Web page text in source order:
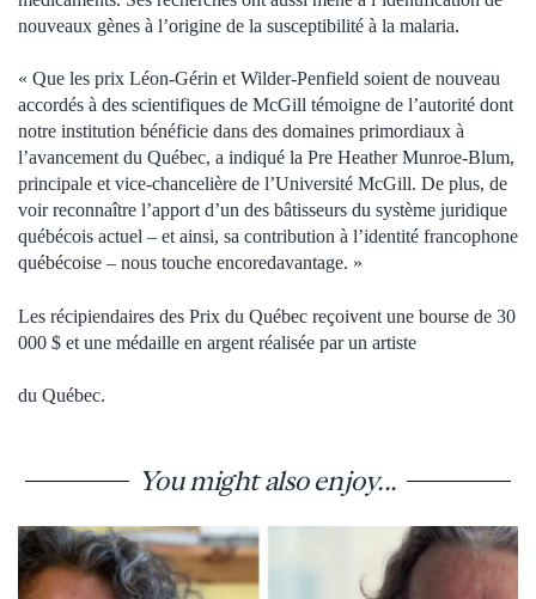
nouveaux gènes à l’origine de la susceptibilité à la malaria.
« Que les prix Léon-Gérin et Wilder-Penfield soient de nouveau
accordés à des scientifiques de McGill témoigne de l’autorité dont
notre institution bénéficie dans des domaines primordiaux à
l’avancement du Québec, a indiqué la Pre Heather Munroe-Blum,
principale et vice-chancelière de l’Université McGill. De plus, de
voir reconnaître l’apport d’un des bâtisseurs du système juridique
québécois actuel – et ainsi, sa contribution à l’identité francophone
québécoise – nous touche encoredavantage. »
Les récipiendaires des Prix du Québec reçoivent une bourse de 30
000 $ et une médaille en argent réalisée par un artiste
du Québec.
You might also enjoy...